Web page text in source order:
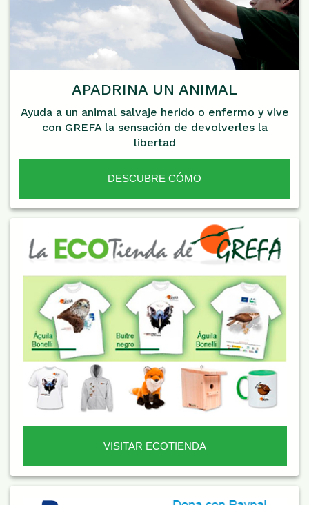
APADRINA UN ANIMAL
Ayuda a un animal salvaje herido o enfermo y vive
con GREFA la sensación de devolverles la
libertad
DESCUBRE CÓMO
VISITAR ECOTIENDA